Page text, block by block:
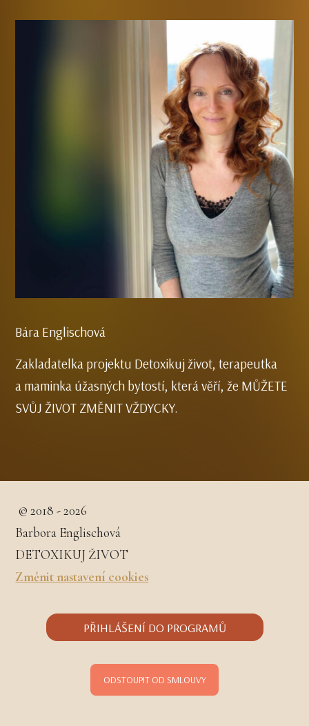
Bára Englischová
Zakladatelka projektu Detoxikuj život, terapeutka
a maminka úžasných bytostí, která věří, že MŮŽETE
SVŮJ ŽIVOT ZMĚNIT VŽDYCKY.
© 2018 - 2026
Barbora Englischová
DETOXIKUJ ŽIVOT
Změnit nastavení cookies
PŘIHLÁŠENÍ DO PROGRAMŮ
ODSTOUPIT OD SMLOUVY